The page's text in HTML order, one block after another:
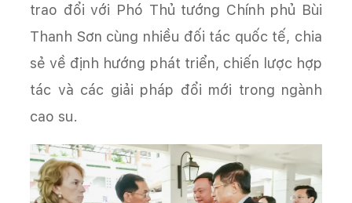
trao đổi với Phó Thủ tướng Chính phủ Bùi
Thanh Sơn cùng nhiều đối tác quốc tế, chia
sẻ về định hướng phát triển, chiến lược hợp
tác và các giải pháp đổi mới trong ngành
cao su.